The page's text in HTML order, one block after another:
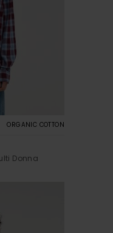
ORGANIC COTTON
Donna